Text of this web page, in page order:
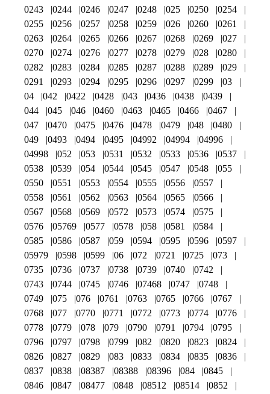
0243
0244 0246 0247 0248 025 0250
0254
0255
0256 0257 0258 0259 026 0260
0261
0263
0264 0265 0266 0267 0268 0269
027
0270
0274 0276 0277 0278 0279 028
0280
0282
0283 0284 0285 0287 0288 0289
029
0291
0293 0294 0295 0296 0297 0299
03
04
042 0422 0428 043 0436 0438
0439
044
045 046 0460 0463 0465 0466
0467
047
0470 0475 0476 0478 0479 048
0480
049
0493 0494 0495 04992 04994
04996
04998
052 053 0531 0532 0533 0536
0537
0538
0539 054 0544 0545 0547 0548
055
0550
0551 0553 0554 0555 0556
0557
0558
0561 0562 0563 0564 0565
0566
0567
0568 0569 0572 0573 0574
0575
0576
05769 0577 0578 058 0581
0584
0585
0586 0587 059 0594 0595 0596
0597
05979
0598 0599 06 072 0721 0725
073
0735
0736 0737 0738 0739 0740
0742
0743
0744 0745 0746 07468 0747
0748
0749
075 076 0761 0763 0765 0766
0767
0768
077 0770 0771 0772 0773 0774
0776
0778
0779 078 079 0790 0791 0794
0795
0796
0797 0798 0799 082 0820 0823
0824
0826
0827 0829 083 0833 0834 0835
0836
0837
0838 08387 08388 08396 084
0845
0846
0847 08477 0848 08512 08514
0852